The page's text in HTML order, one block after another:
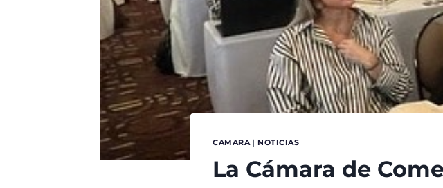
CAMARA | NOTICIAS
La Cámara de